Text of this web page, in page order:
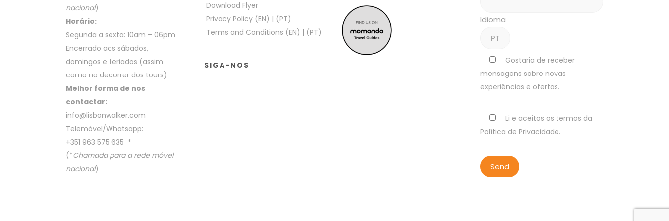
nacional)
Horário:
Segunda a sexta: 10am – 06pm
Encerrado aos sábados,
domingos e feriados (assim
como no decorrer dos tours)
Melhor forma de nos
contactar:
info@lisbonwalker.com
Telemóvel/Whatsapp:
+351 963 575 635 *
(*Chamada para a rede móvel
nacional)
Download Flyer
Privacy Policy (EN) | (PT)
Terms and Conditions (EN) | (PT)
SIGA-NOS
Idioma
Gostaria de receber
mensagens sobre novas
experiências e ofertas.
Li e aceitos os termos da
Política de Privacidade.